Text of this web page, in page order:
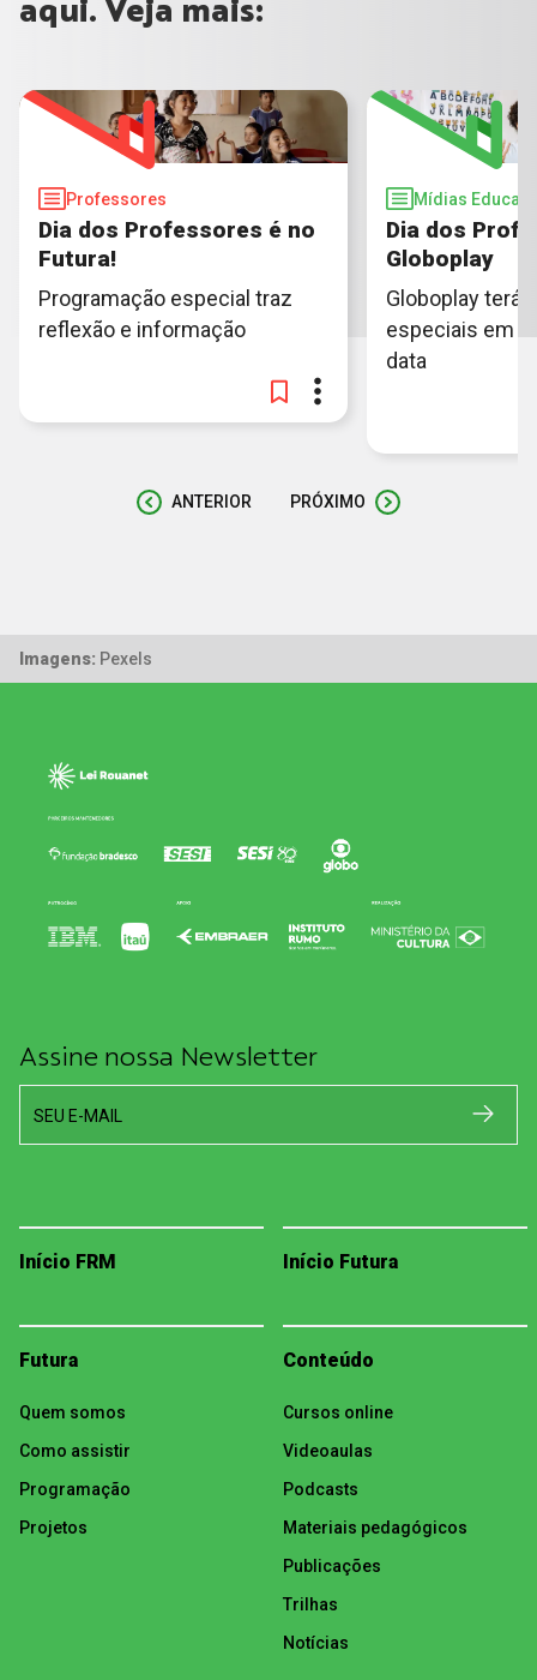
aqui. Veja mais:
Professores
Dia dos Professores é no
Futura!
Programação especial traz
reflexão e informação
Mídias
Dia dos
Globoplay
Globoplay terá
especiais em
data
ANTERIOR PRÓXIMO
Imagens: Pexels
Assine nossa Newsletter
SEU E-MAIL
Início FRM Início Futura
Futura
Quem somos
Como assistir
Programação
Projetos
Conteúdo
Cursos online
Videoaulas
Podcasts
Materiais pedagógicos
Publicações
Trilhas
Notícias